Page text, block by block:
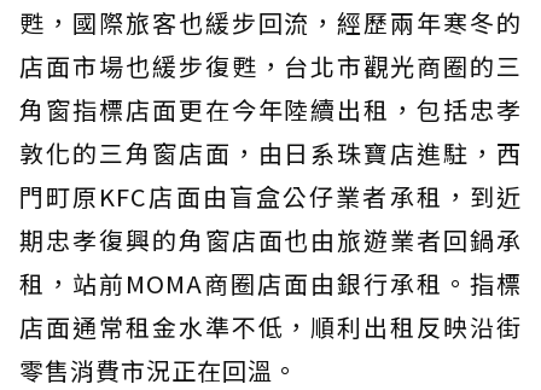
甦，國際旅客也緩步回流，經歷兩年寒冬的
店面市場也緩步復甦，台北市觀光商圈的三
角窗指標店面更在今年陸續出租，包括忠孝
敦化的三角窗店面，由日系珠寶店進駐，西
門町原KFC店面由盲盒公仔業者承租，到近
期忠孝復興的角窗店面也由旅遊業者回鍋承
租，站前MOMA商圈店面由銀行承租。指標
店面通常租金水準不低，順利出租反映沿街
零售消費市況正在回溫。